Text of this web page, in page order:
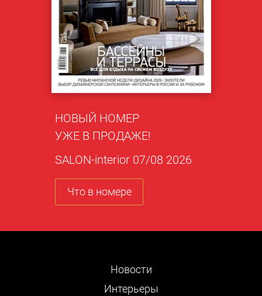
НОВЫЙ НОМЕР
УЖЕ В ПРОДАЖЕ!
SALON-interior 07/08 2026
Что в номере
Новости
Интерьеры